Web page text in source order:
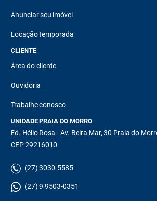
Anunciar seu imóvel
Locação temporada
CLIENTE
Área do cliente
Ouvidoria
Trabalhe conosco
UNIDADE PRAIA DO MORRO
Ed. Hélio Rosa - Av. Beira Mar, 30 Praia do
CEP 29216010
(27) 3030-5585
(27) 9 9503-0351